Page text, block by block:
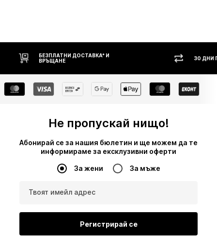
30 ДНИ ПРАВО НА ВРЪЩАНЕ
Не пропускай нищо!
Абонирай се за нашия бюлетин и ще можем да те
информираме за ексклузивни оферти
За жени За мъже
Твоят имейл адрес
Регистрирай се